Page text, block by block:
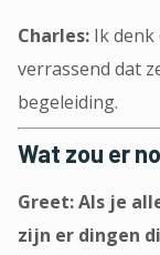
Charles: Ik denk
verrassend dat
begeleiding.
Wat zou er
Greet: Als je
zijn er dingen